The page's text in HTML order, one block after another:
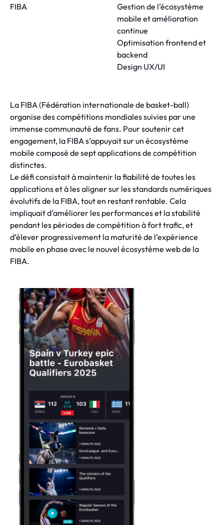
FIBA
Gestion de l’écosystème
mobile et amélioration
continue
Optimisation frontend et
backend
Design UX/UI
La FIBA (Fédération internationale de basket-ball)
organise des compétitions mondiales suivies par une
immense communauté de fans. Pour soutenir cet
engagement, la FIBA s’appuyait sur un écosystème
mobile composé de sept applications de compétition
distinctes.
Le défi consistait à maintenir la fiabilité de toutes les
applications et à les aligner sur les standards numériques
évolutifs de la FIBA, tout en restant rentable. Cela
impliquait d’améliorer les performances et la stabilité
pendant les périodes de compétition à fort trafic, et
d’élever progressivement la maturité de l’expérience
mobile en phase avec le nouvel écosystème web de la
FIBA.